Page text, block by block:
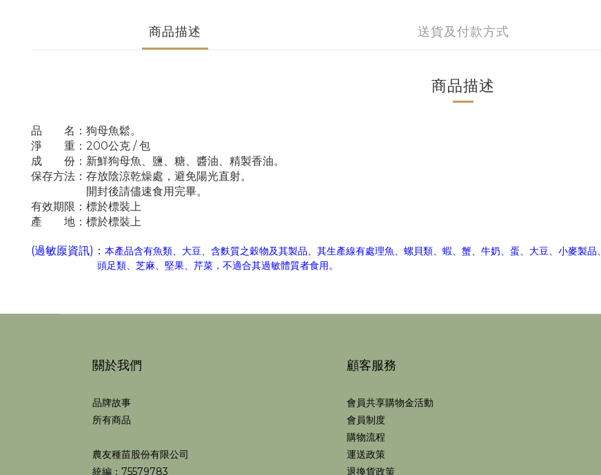
商品描述 送貨及付款方式
商品描述
品 名：狗母魚鬆。
淨 重 ：200公克 / 包
成 份 ：新鮮狗母魚、 鹽、 糖、 醬油、精製香油。
保存方法：存放陰涼乾燥處，避免陽光直射。
開封後請儘速食用完畢。
有效期限：標於標裝上
產 地： 標於標裝上
(過敏厡資訊)： 本產品含有魚類、 大豆、含麩質之穀物及其製品、 其生產線有處理魚、螺貝類、蝦、蟹、牛奶、蛋、大豆、小麥製品、
頭足類、芝麻、堅果、芹菜 ，不適合其過敏體質者食用。
關於我們
品牌故事
所有商品
農友種苗股份有限公司
統編：75579783
顧客服務
會員共享購物金活動
會員制度
購物流程
運送政策
退換貨政策